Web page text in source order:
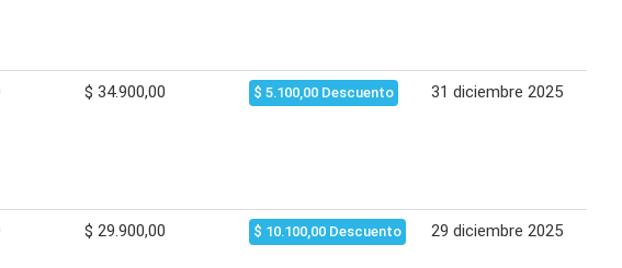
$ 34.900,00 $ 5.100,00 Descuento 31 diciembre 2025
$ 29.900,00 $ 10.100,00 Descuento 29 diciembre 2025